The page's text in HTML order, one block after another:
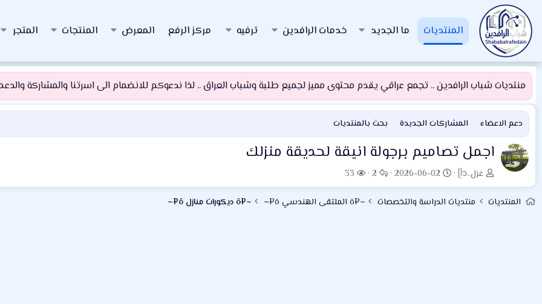
المنتديات ما الجديد خدمات الرافدين ترفيه مركز الرفع المعرض المنتجات المتجر
منتديات شباب الرافدين .. تجمع عراقي يقدم محتوى مميز لجميع طلبة وشباب العراق .. لذا ندعوكم للانضمام الى اسرتنا والمشاركة
دعم الاعضاء المشاركات الجديدة بحث بالمنتديات
اجمل تصاميم برجولة انيقة لحديقة منزلك
ب
ا
د
غزل..ᥫ᭡
ت
ا
ر
2026-06-02
ا
ل
2
ا
ل
م
33
المنتديات منتديات الدراسة والتخصصات ~¤ô الملتقى الهندسي ô¤~ ~¤ô ديكورات منازل ô¤~